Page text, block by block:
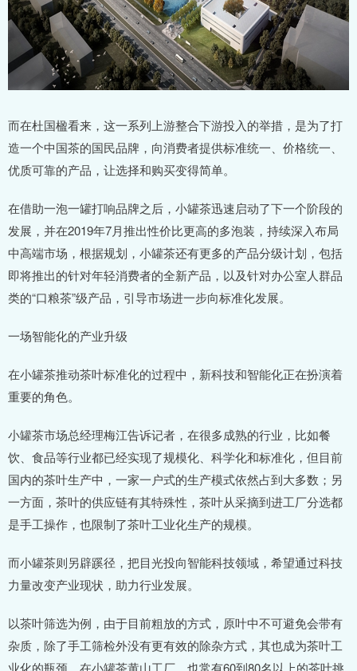
而在杜国楹看来，这一系列上游整合下游投入的举措，是为了打
造一个中国茶的国民品牌，向消费者提供标准统一、价格统一、
优质可靠的产品，让选择和购买变得简单。
在借助一泡一罐打响品牌之后，小罐茶迅速启动了下一个阶段的
发展，并在2019年7月推出性价比更高的多泡装，持续深入布局
中高端市场，根据规划，小罐茶还有更多的产品分级计划，包括
即将推出的针对年轻消费者的全新产品，以及针对办公室人群品
类的“口粮茶”级产品，引导市场进一步向标准化发展。
一场智能化的产业升级
在小罐茶推动茶叶标准化的过程中，新科技和智能化正在扮演着
重要的角色。
小罐茶市场总经理梅江告诉记者，在很多成熟的行业，比如餐
饮、食品等行业都已经实现了规模化、科学化和标准化，但目前
国内的茶叶生产中，一家一户式的生产模式依然占到大多数；另
一方面，茶叶的供应链有其特殊性，茶叶从采摘到进工厂分选都
是手工操作，也限制了茶叶工业化生产的规模。
而小罐茶则另辟蹊径，把目光投向智能科技领域，希望通过科技
力量改变产业现状，助力行业发展。
以茶叶筛选为例，由于目前粗放的方式，原叶中不可避免会带有
杂质，除了手工筛检外没有更有效的除杂方式，其也成为茶叶工
业化的瓶颈。在小罐茶黄山工厂，也常有60到80名以上的茶叶挑